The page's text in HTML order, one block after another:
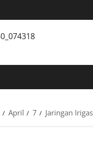
April 7 Jaringan